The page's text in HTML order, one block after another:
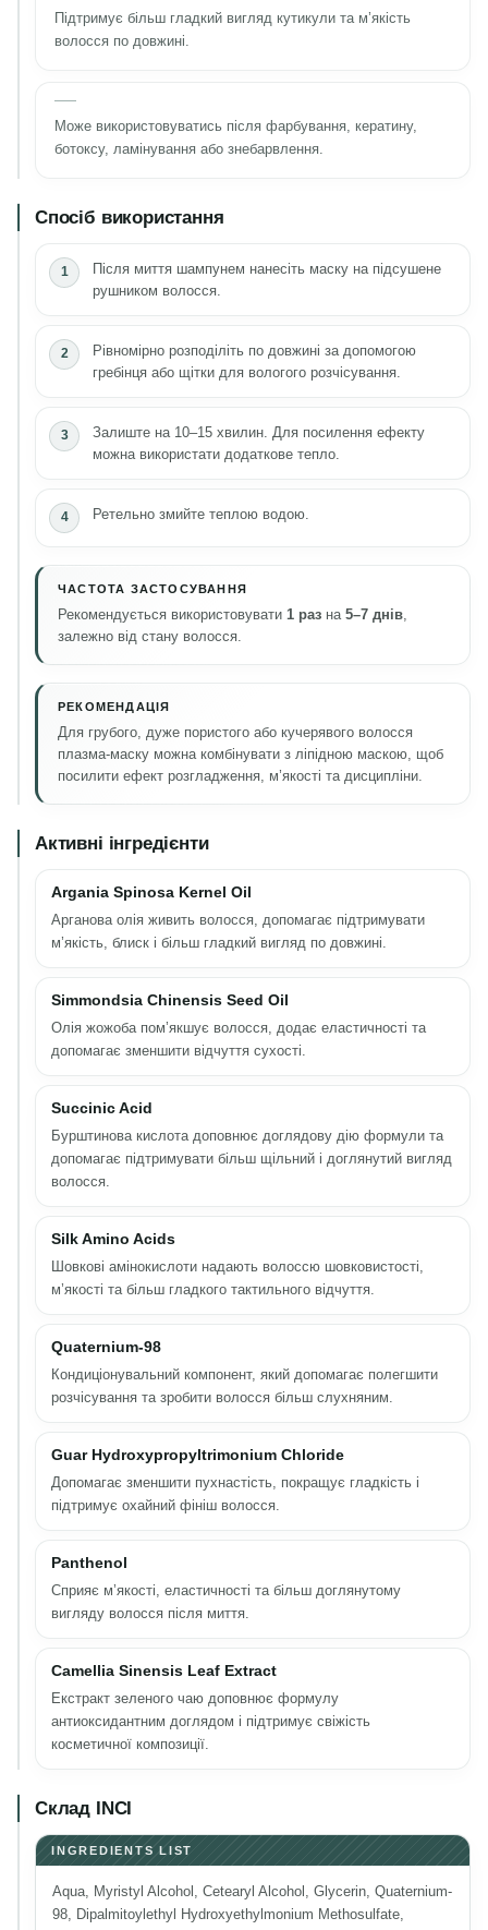
Підтримує більш гладкий вигляд кутикули та м’якість
волосся по довжині.
Може використовуватись після фарбування, кератину,
ботоксу, ламінування або знебарвлення.
Спосіб використання
Після миття шампунем нанесіть маску на підсушене
рушником волосся.
Рівномірно розподіліть по довжині за допомогою
гребінця або щітки для вологого розчісування.
Залиште на 10–15 хвилин. Для посилення ефекту
можна використати додаткове тепло.
Ретельно змийте теплою водою.
ЧАСТОТА ЗАСТОСУВАННЯ
Рекомендується використовувати 1 раз на 5–7 днів
залежно від стану волосся.
РЕКОМЕНДАЦІЯ
Для грубого, дуже пористого або кучерявого волосся
плазма-маску можна комбінувати з ліпідною маскою, щоб
посилити ефект розгладження, м’якості та дисципліни.
Активні інгредієнти
Argania Spinosa Kernel Oil
Арганова олія живить волосся, допомагає підтримувати
м’якість, блиск і більш гладкий вигляд по довжині.
Simmondsia Chinensis Seed Oil
Олія жожоба пом’якшує волосся, додає еластичності та
допомагає зменшити відчуття сухості.
Succinic Acid
Бурштинова кислота доповнює доглядову дію формули та
допомагає підтримувати більш щільний і доглянутий вигляд
волосся.
Silk Amino Acids
Шовкові амінокислоти надають волоссю шовковистості,
м’якості та більш гладкого тактильного відчуття.
Quaternium-98
Кондиціонувальний компонент, який допомагає полегшити
розчісування та зробити волосся більш слухняним.
Guar Hydroxypropyltrimonium Chloride
Допомагає зменшити пухнастість, покращує гладкість і
підтримує охайний фініш волосся.
Panthenol
Сприяє м’якості, еластичності та більш доглянутому
вигляду волосся після миття.
Camellia Sinensis Leaf Extract
Екстракт зеленого чаю доповнює формулу
антиоксидантним доглядом і підтримує свіжість
косметичної композиції.
Склад INCI
INGREDIENTS LIST
Aqua, Myristyl Alcohol, Cetearyl Alcohol, Glycerin, Quaternium-
98, Dipalmitoylethyl Hydroxyethylmonium Methosulfate,